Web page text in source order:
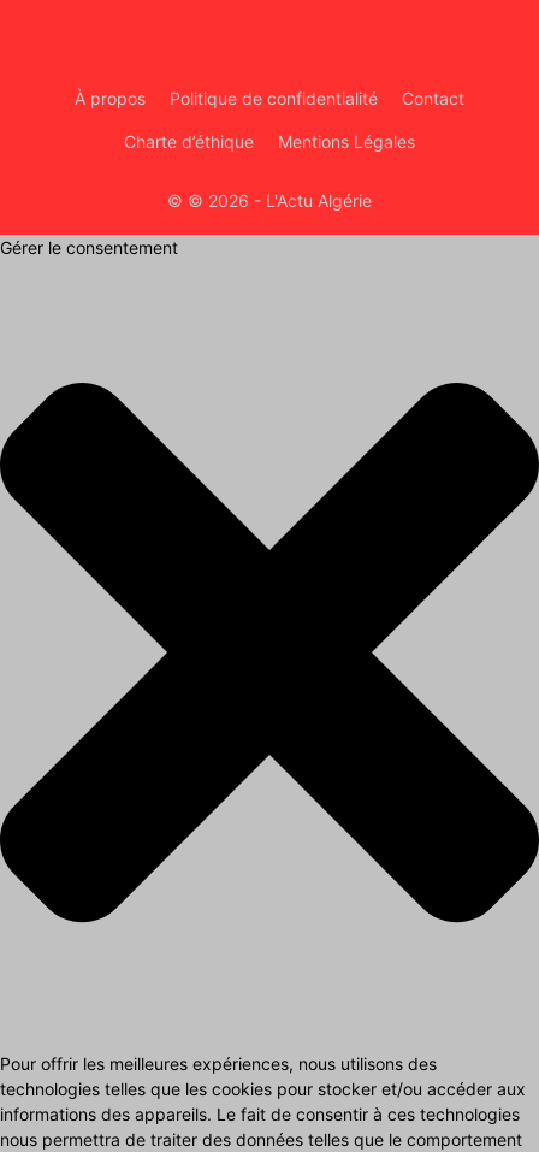
À propos Politique de confidentialité Contact
Charte d’éthique Mentions Légales
© © 2026 - L'Actu Algérie
Gérer le consentement
Pour offrir les meilleures expériences, nous utilisons des
technologies telles que les cookies pour stocker et/ou accéder aux
informations des appareils. Le fait de consentir à ces technologies
nous permettra de traiter des données telles que le comportement